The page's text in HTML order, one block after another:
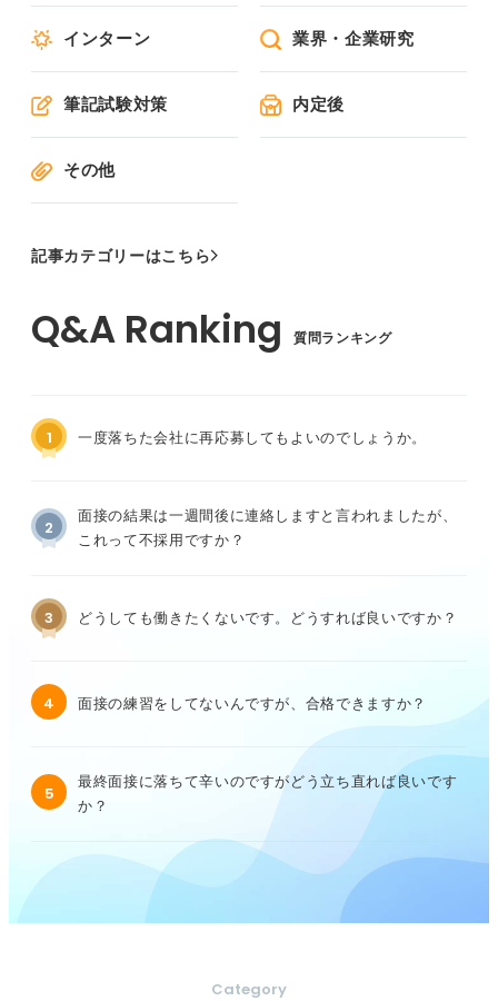
インターン 業界・企業研究
筆記試験対策 内定後
その他
記事カテゴリーはこちら
質問ランキング
1 一度落ちた会社に再応募してもよいのでしょうか。
2
面接の結果は一週間後に連絡しますと言われましたが、
これって不採用ですか？
3 どうしても働きたくないです。どうすれば良いですか？
4 面接の練習をしてないんですが、合格できますか？
5
最終面接に落ちて辛いのですがどう立ち直れば良いです
か？
Category